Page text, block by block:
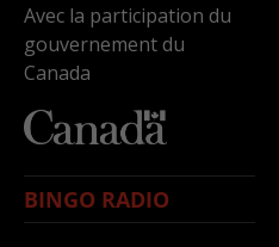
Avec la participation du
gouvernement du
Canada
BINGO RADIO